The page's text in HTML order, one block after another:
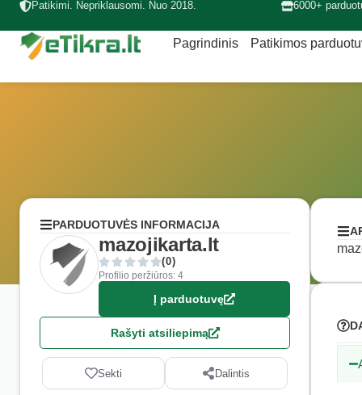
Patikimi. Nepriklausomi. Nuo 2018. 6000+
Pagrindinis Patikimos
PARDUOTUVĖS INFORMACIJA
mazojikarta.lt
(0)
Profilio peržiūros: 4
Į parduotuvę
Rašyti atsiliepimą
Sekti Dalintis